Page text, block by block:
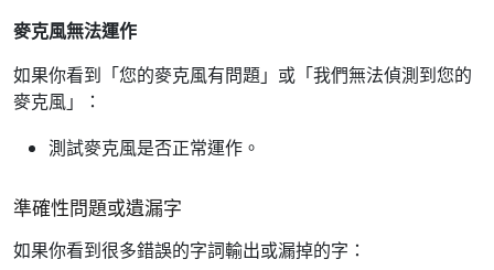
麥克風無法運作
如果你看到「您的麥克風有問題」或「我們無法偵測到您的
麥克風」：
測試麥克風是否正常運作。
準確性問題或遺漏字
如果你看到很多錯誤的字詞輸出或漏掉的字：